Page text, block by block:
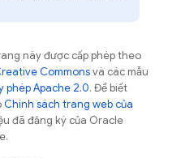
này được cấp phép theo
Commonsvà các mẫu
phép Apache 2.0. Để biết
Chính sách trang web của
đã đăng ký của Oracle